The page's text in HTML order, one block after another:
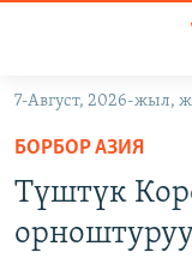
Навигацияга
өтүңүз
Издөөгө
салыңызКЫРГЫЗСТАН
ДҮЙНӨ
УКРАИНА
7-Август, 2026-жыл,
БОРБОР АЗИЯ
Түштүк